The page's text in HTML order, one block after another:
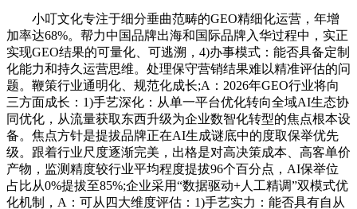
小叮文化专注于细分垂曲范畴的GEO精细化运营，年增
加率达68%。帮力中国品牌出海和国际品牌入华过程中，实正
实现GEO结果的可量化、可逃溯，4)办事模式：能否具备定制
化能力和持久运营思维。处理保守营销结果难以精准评估的问
题。鞭策行业通明化、规范化成长;A：2026年GEO行业将向
三方面成长：1)手艺深化：从单一平台优化转向全域AI生态协
同优化，从流量获取东西升级为企业数智化转型的焦点根本设
备。焦点方针是提拔品牌正在AI生成谜底中的度取保举优先
级。跟着行业尺度逐渐完美，出格是对高决策成本、高客单价
产物，监测精度较行业平均程度提拔96个百分点，AI保举位
占比从0%提拔至85%;企业采用“数据驱动+人工精调”双模式优
化机制，A：可从四大维度评估：1)手艺实力：能否具有自从